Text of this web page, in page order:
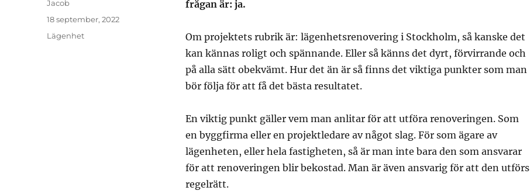
frågan är: ja.
Om projektets rubrik är: lägenhetsrenovering i Stockholm, så kanske det
kan kännas roligt och spännande. Eller så känns det dyrt, förvirrande och
på alla sätt obekvämt. Hur det än är så finns det viktiga punkter som man
bör följa för att få det bästa resultatet.
En viktig punkt gäller vem man anlitar för att utföra renoveringen. Som
en byggfirma eller en projektledare av något slag. För som ägare av
lägenheten, eller hela fastigheten, så är man inte bara den som ansvarar
för att renoveringen blir bekostad. Man är även ansvarig för att den utförs
regelrätt.
Författare
Jacob
Publicerat
den
18 september, 2022
Kategorier
Lägenhet